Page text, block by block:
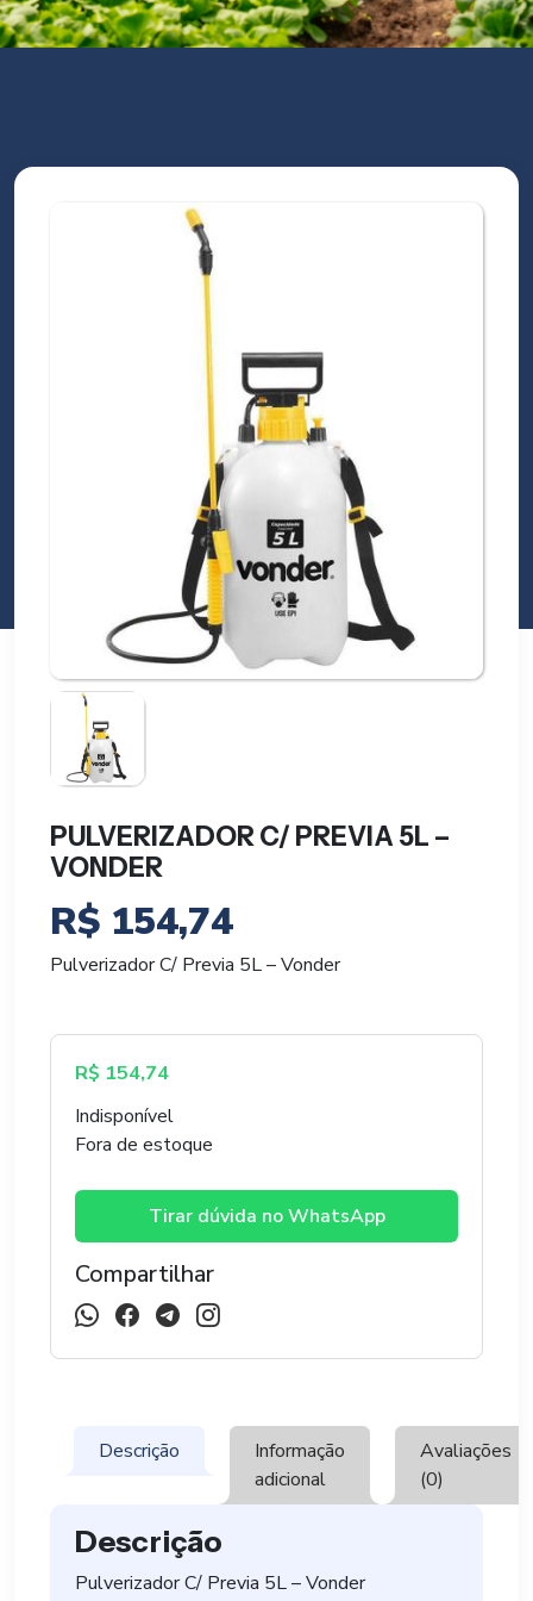
PULVERIZADOR C/ PREVIA 5L –
VONDER
R$ 154,74
Pulverizador C/ Previa 5L – Vonder
R$ 154,74
Indisponível
Fora de estoque
Tirar dúvida no WhatsApp
Compartilhar
Descrição
Informação
adicional
Avaliações
(0)
Descrição
Pulverizador C/ Previa 5L – Vonder